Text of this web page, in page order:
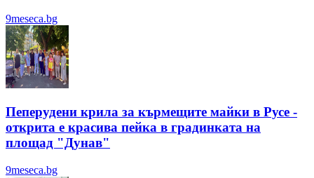
9meseca.bg
Пеперудени крила за кърмещите майки в Русе -
открита е красива пейка в градинката на
площад "Дунав"
9meseca.bg